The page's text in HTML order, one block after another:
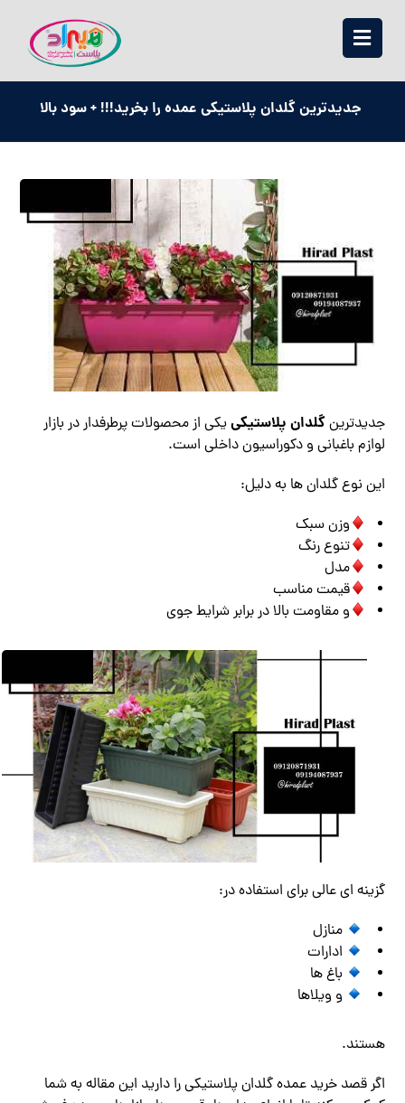
جدیدترین گلدان پلاستیکی عمده را بخرید!!! + سود بالا
جدیدترینگلدان پلاستیکییکی از محصولات پرطرفدار در بازار
لوازم باغبانی و دکوراسیون داخلی است.
این نوع گلدان ها به دلیل:
وزن سبک
تنوع رنگ
مدل
قیمت مناسب
و مقاومت بالا در برابر شرایط جوی
گزینه ای عالی برای استفاده در:
منازل
ادارات
باغ ها
و ویلاها
هستند.
اگر قصد خرید عمده گلدان پلاستیکی را دارید این مقاله به شما